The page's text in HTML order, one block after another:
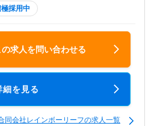
採用中
の求人を問い合わせる
細を見る
同会社レインボーリーフの求人一覧